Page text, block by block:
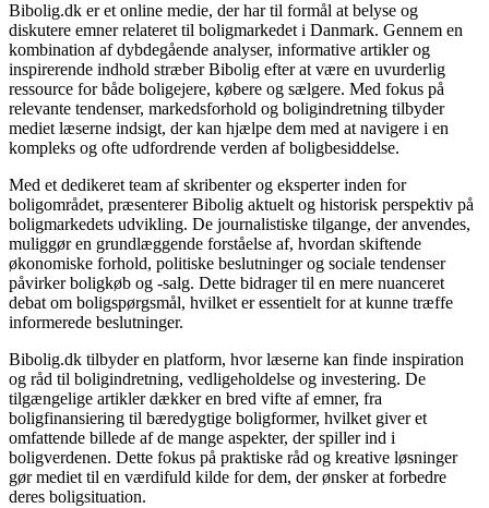
Bibolig.dk er et online medie, der har til formål at belyse og
diskutere emner relateret til boligmarkedet i Danmark. Gennem en
kombination af dybdegående analyser, informative artikler og
inspirerende indhold stræber Bibolig efter at være en uvurderlig
ressource for både boligejere, købere og sælgere. Med fokus på
relevante tendenser, markedsforhold og boligindretning tilbyder
mediet læserne indsigt, der kan hjælpe dem med at navigere i en
kompleks og ofte udfordrende verden af boligbesiddelse.
Med et dedikeret team af skribenter og eksperter inden for
boligområdet, præsenterer Bibolig aktuelt og historisk perspektiv på
boligmarkedets udvikling. De journalistiske tilgange, der anvendes,
muliggør en grundlæggende forståelse af, hvordan skiftende
økonomiske forhold, politiske beslutninger og sociale tendenser
påvirker boligkøb og -salg. Dette bidrager til en mere nuanceret
debat om boligspørgsmål, hvilket er essentielt for at kunne træffe
informerede beslutninger.
Bibolig.dk tilbyder en platform, hvor læserne kan finde inspiration
og råd til boligindretning, vedligeholdelse og investering. De
tilgængelige artikler dækker en bred vifte af emner, fra
boligfinansiering til bæredygtige boligformer, hvilket giver et
omfattende billede af de mange aspekter, der spiller ind i
boligverdenen. Dette fokus på praktiske råd og kreative løsninger
gør mediet til en værdifuld kilde for dem, der ønsker at forbedre
deres boligsituation.